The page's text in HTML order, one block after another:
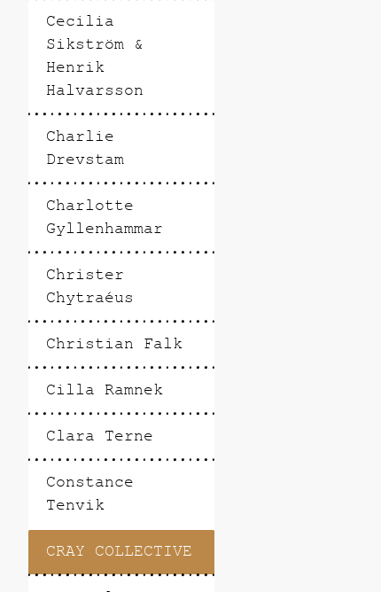
Cecilia
Sikström &
Henrik
Halvarsson
Charlie
Drevstam
Charlotte
Gyllenhammar
Christer
Chytraéus
Christian Falk
Cilla Ramnek
Clara Terne
Constance
Tenvik
CRAY COLLECTIVE